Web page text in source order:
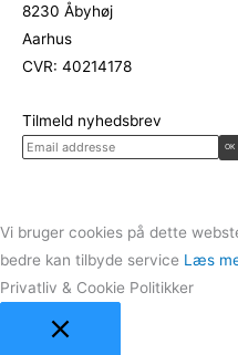
8230 Åbyhøj
Aarhus
CVR: 40214178
Tilmeld nyhedsbrev
Vi bruger cookies på dette
bedre kan tilbyde service Læs
Privatliv & Cookie Politikker